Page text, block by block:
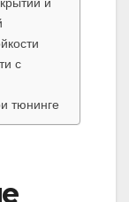
и
с
тюнинге